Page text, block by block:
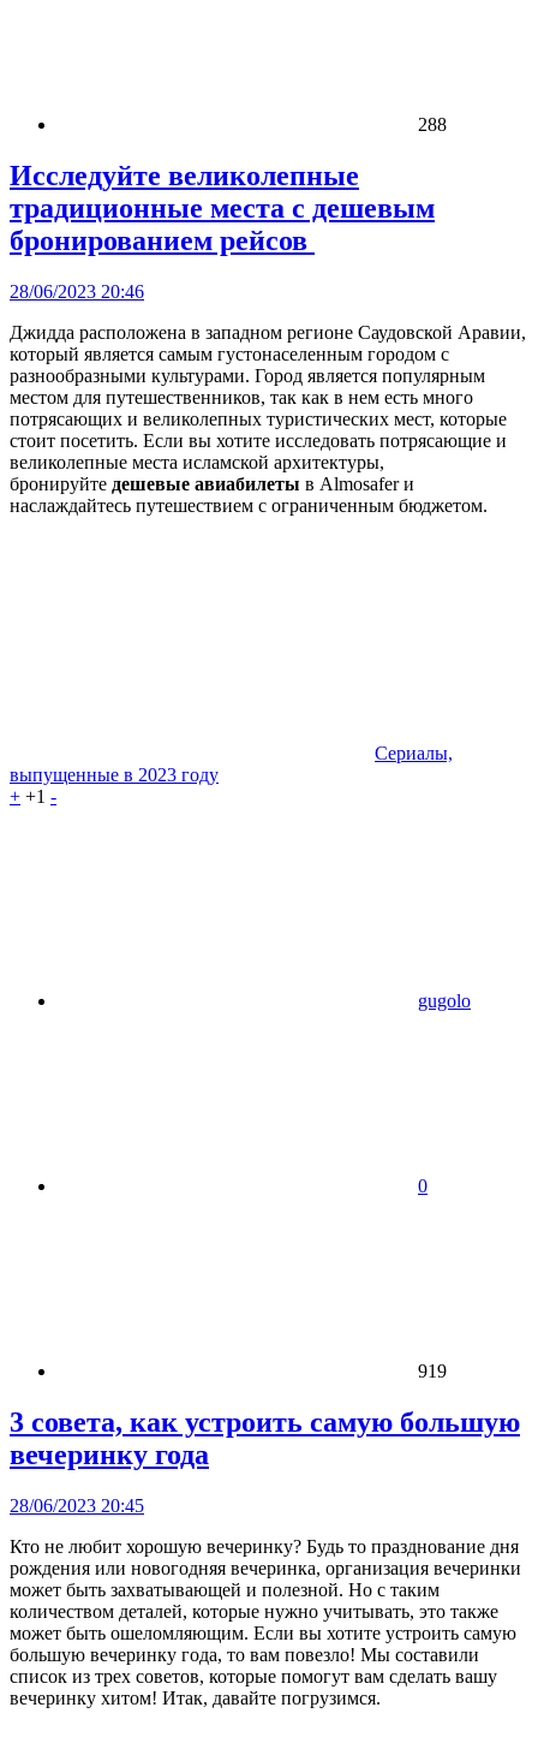
288
Исследуйте великолепные
традиционные места с дешевым
бронированием рейсов
28/06/2023 20:46
Джидда расположена в западном регионе Саудовской Аравии,
который является самым густонаселенным городом с
разнообразными культурами. Город является популярным
местом для путешественников, так как в нем есть много
потрясающих и великолепных туристических мест, которые
стоит посетить. Если вы хотите исследовать потрясающие и
великолепные места исламской архитектуры,
бронируйте дешевые авиабилеты в Almosafer и
наслаждайтесь путешествием с ограниченным бюджетом.
Сериалы,
выпущенные в 2023 году
+ +1 -
gugolo
0
919
3 совета, как устроить самую большую
вечеринку года
28/06/2023 20:45
Кто не любит хорошую вечеринку? Будь то празднование дня
рождения или новогодняя вечеринка, организация вечеринки
может быть захватывающей и полезной. Но с таким
количеством деталей, которые нужно учитывать, это также
может быть ошеломляющим. Если вы хотите устроить самую
большую вечеринку года, то вам повезло! Мы составили
список из трех советов, которые помогут вам сделать вашу
вечеринку хитом! Итак, давайте погрузимся.